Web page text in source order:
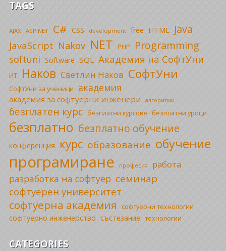
TAGS
AJAX ASP.NET C# CSS development free HTML Java
JavaScript Nakov NET PHP Programming
softuni Software SQL Академия на СофтУни
ИТ Наков Светлин Наков СофтУни
СофтУни за ученици академия
академия за софтуерни инженери алгоритми
безплатен курс безплатни курсове безплатни уроци
безплатно безплатно обучение
конференция курс образование обучение
програмиране професия работа
разработка на софтуер семинар
софтуерен университет
софтуерна академия софтуерни технологии
софтуерно инженерство състезание технологии
CATEGORIES